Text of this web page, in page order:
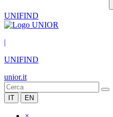
UNIFIND
|
UNIFIND
unior.it
IT EN